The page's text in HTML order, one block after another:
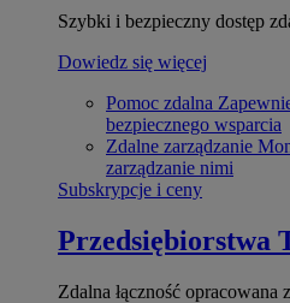
Szybki i bezpieczny dostęp
Dowiedz się więcej
Pomoc zdalna
bezpiecznego wsparcia
Zdalne zarządzanie
zarządzanie nimi
Subskrypcje i ceny
Przedsiębiorstwa
Zdalna łączność opracowana